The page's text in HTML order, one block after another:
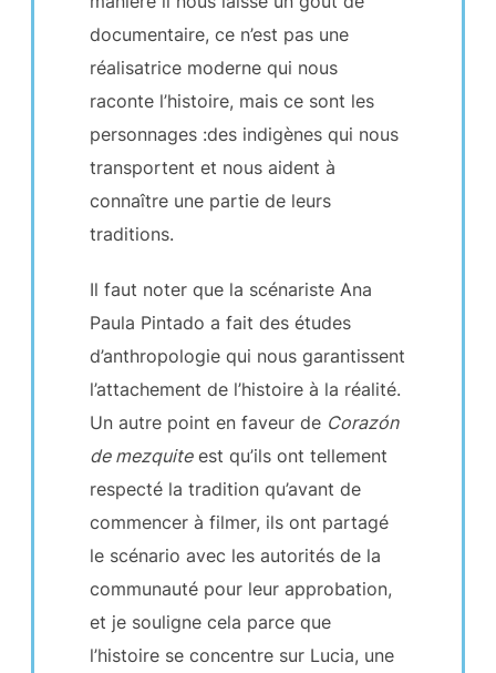
documentaire, ce n’est pas une
réalisatrice moderne qui nous
raconte l’histoire, mais ce sont les
personnages :des indigènes qui nous
transportent et nous aident à
connaître une partie de leurs
traditions.
Il faut noter que la scénariste Ana
Paula Pintado a fait des études
d’anthropologie qui nous garantissent
l’attachement de l’histoire à la réalité.
Un autre point en faveur de Corazón
de mezquiteest qu’ils ont tellement
respecté la tradition qu’avant de
commencer à filmer, ils ont partagé
le scénario avec les autorités de la
communauté pour leur approbation,
et je souligne cela parce que
l’histoire se concentre sur Lucia, une